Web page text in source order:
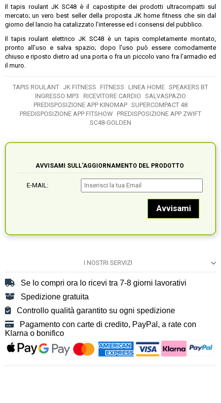
Il tapis roulant JK SC48 è il capostipite dei prodotti ultracompatti sul
mercato; un vero best seller della proposta JK home fitness che sin dal
giorno del lancio ha catalizzato l’interesse ed i consensi del pubblico.
Il tapis roulant elettrico JK SC48 è un tapis completamente montato,
pronto all’uso e salva spazio; dopo l’uso può essere comodamente
chiuso e riposto dietro ad una porta o fra un piccolo vano fra l’armadio ed
il muro.
TAPIS ROULANT JK FITNESS FITNESS LINEA HOME SPEAKERS BT
INGRESSO MP3
RICEVITORE CARDIO SALVASPAZIO
PREDISPOSIZIONE APP KINOMAP SUPERCOMPACT 48
PREDISPOSIZIONE APP FITSHOW
PREDISPOSIZIONE APP ZWIFT
SC48-GOLDEN
AVVISAMI SULL'AGGIORNAMENTO DEL PRODOTTO
E-MAIL:
I NOSTRI SERVIZI
Se lo compri ora lo ricevi tra 7-8 giorni lavorativi
Spedizione gratuita
Controllo qualità garantito su ogni spedizione
Pagamento con carte di credito, PayPal, a rate con
Klarna o bonifico